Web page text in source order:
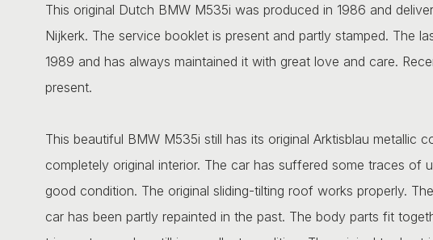
This original Dutch BMW M535i was produced in 1986 and
Nijkerk. The service booklet is present and partly stamped. The
1989 and has always maintained it with great love and care.
present.
This beautiful BMW M535i still has its original Arktisblau metallic
completely original interior. The car has suffered some traces of
good condition. The original sliding-tilting roof works properly.
car has been partly repainted in the past. The body parts fit